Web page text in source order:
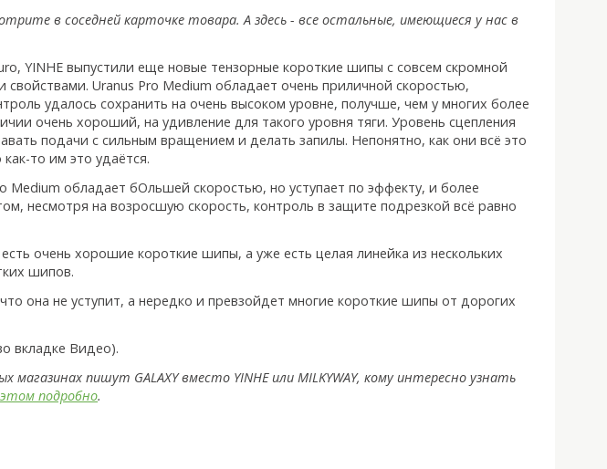
в соседней карточке товара. А здесь - все остальные, имеющиеся у нас в
YINHE выпустили еще новые тензорные короткие шипы с совсем скромной
свойствами. Uranus Pro Medium обладает очень приличной скоростью,
удалось сохранить на очень высоком уровне, получше, чем у многих более
очень хороший, на удивление для такого уровня тяги. Уровень сцепления
подачи с сильным вращением и делать запилы. Непонятно, как они всё это
то им это удаётся.
Medium обладает бОльшей скоростью, но уступает по эффекту, и более
несмотря на возросшую скорость, контроль в защите подрезкой всё равно
очень хорошие короткие шипы, а уже есть целая линейка из нескольких
шипов.
она не уступит, а нередко и превзойдет многие короткие шипы от дорогих
вкладке Видео).
пишут GALAXY вместо YINHE или MILKYWAY, кому интересно узнать
этом подробно.